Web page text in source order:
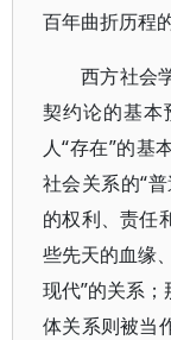
百年曲折历程
西方社会
契约论的基本
人“存在”的基
社会关系的“
的权利、责任
些先天的血缘
现代”的关系
体关系则被当